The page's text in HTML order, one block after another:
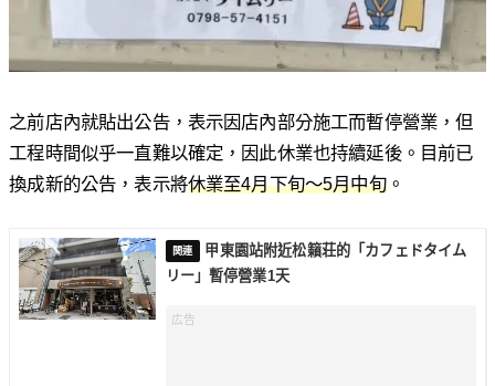
之前店內就貼出公告，表示因店內部分施工而暫停營業，但
工程時間似乎一直難以確定，因此休業也持續延後。目前已
換成新的公告，表示將休業至4月下旬〜5月中旬。
甲東園站附近松籟荘的「カフェドタイム
リー」暫停營業1天